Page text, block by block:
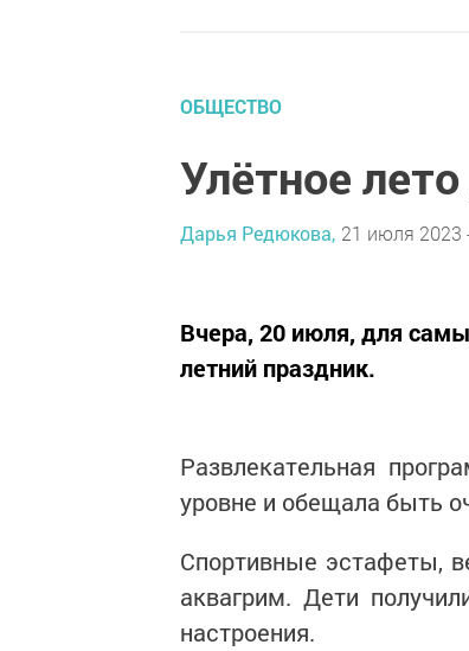
ОБЩЕСТВО
Улётное
Дарья Редюкова, 21 июля 2023
Вчера, 20 июля, для
летний праздник.
Развлекательная
уровне и обещала быть
Спортивные эстафеты,
аквагрим. Дети
настроения.